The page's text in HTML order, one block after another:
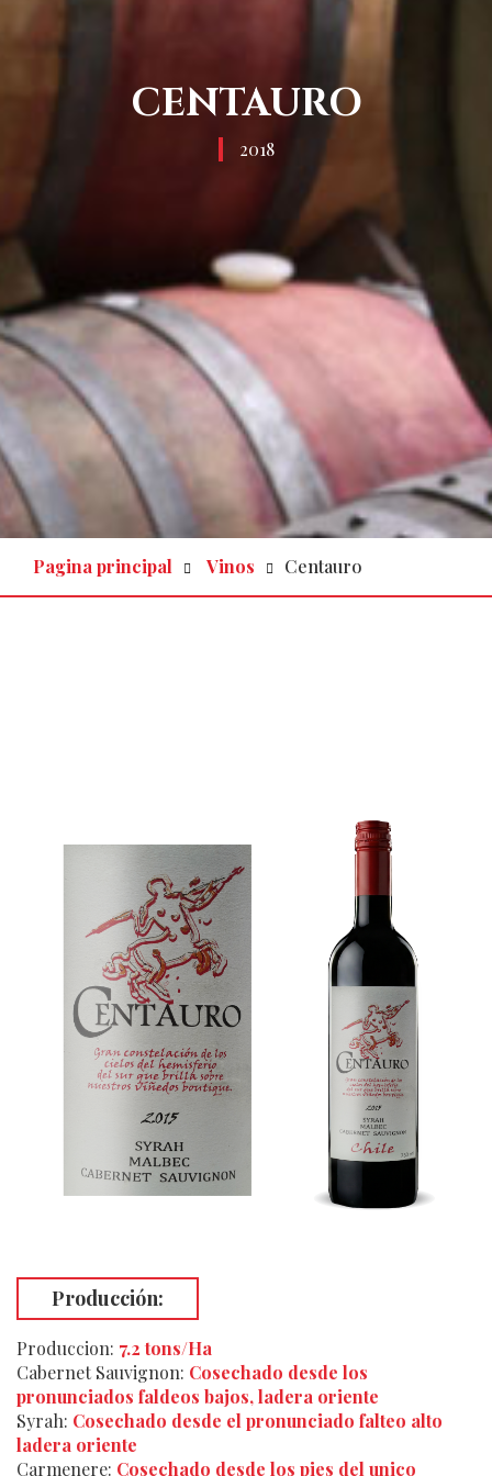
CENTAURO
2018
Pagina principal Vinos Centauro
Producción:
Produccion: 7.2 tons/Ha
Cabernet Sauvignon: Cosechado desde los
pronunciados faldeos bajos, ladera oriente
Syrah: Cosechado desde el pronunciado falteo alto
ladera oriente
Carmenere: Cosechado desde los pies del unico